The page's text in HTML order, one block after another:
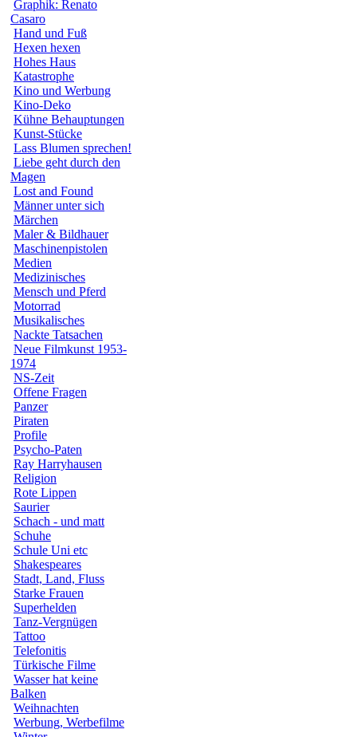
Graphik: Renato
Casaro
Hand und Fuß
Hexen hexen
Hohes Haus
Katastrophe
Kino und Werbung
Kino-Deko
Kühne Behauptungen
Kunst-Stücke
Lass Blumen sprechen!
Liebe geht durch den
Magen
Lost and Found
Männer unter sich
Märchen
Maler & Bildhauer
Maschinenpistolen
Medien
Medizinisches
Mensch und Pferd
Motorrad
Musikalisches
Nackte Tatsachen
Neue Filmkunst 1953-
1974
NS-Zeit
Offene Fragen
Panzer
Piraten
Profile
Psycho-Paten
Ray Harryhausen
Religion
Rote Lippen
Saurier
Schach - und matt
Schuhe
Schule Uni etc
Shakespeares
Stadt, Land, Fluss
Starke Frauen
Superhelden
Tanz-Vergnügen
Tattoo
Telefonitis
Türkische Filme
Wasser hat keine
Balken
Weihnachten
Werbung, Werbefilme